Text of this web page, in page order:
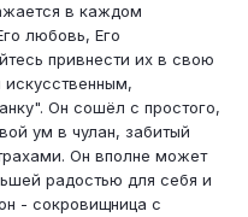
в каждом
любовь, Его
привнести их в свою
Он сошёл с простого,
ум в чулан, забитый
Он вполне может
радостью для себя и
- сокровищница с